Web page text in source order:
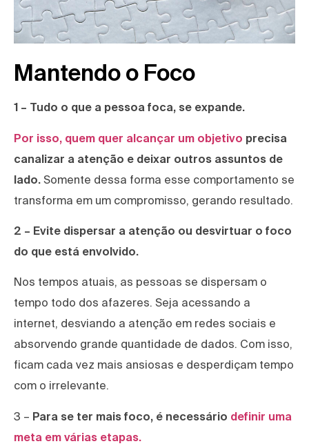
Mantendo o Foco
1 – Tudo o que a pessoa foca, se expande.
Por isso, quem quer alcançar um objetivo precisa
canalizar a atenção e deixar outros assuntos de
lado. Somente dessa forma esse comportamento se
transforma em um compromisso, gerando resultado.
2 – Evite dispersar a atenção ou desvirtuar o foco
do que está envolvido.
Nos tempos atuais, as pessoas se dispersam o
tempo todo dos afazeres. Seja acessando a
internet, desviando a atenção em redes sociais e
absorvendo grande quantidade de dados. Com isso,
ficam cada vez mais ansiosas e desperdiçam tempo
com o irrelevante.
3 – Para se ter mais foco, é necessário definir uma
meta em várias etapas.